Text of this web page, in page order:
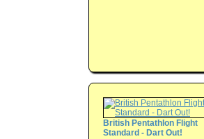
British Pentathlon Flight
Standard - Dart Out!